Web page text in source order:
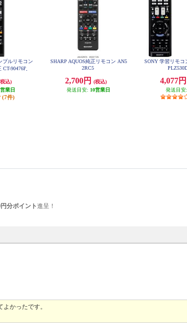
プルリモコン
CT-90476P
込)
業日
(7件)
SHARP AQUOS純正リモコン AN5
2RC5
2,700円
(税込)
発送目安: 10営業日
SONY 学習リモコ
4,077円
発送目安:
円分ポイント進呈！
かったです。